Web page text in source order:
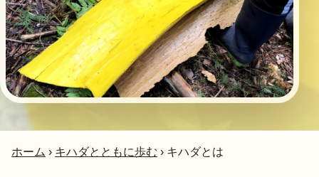
ホーム › キハダとともに歩む › キハダとは